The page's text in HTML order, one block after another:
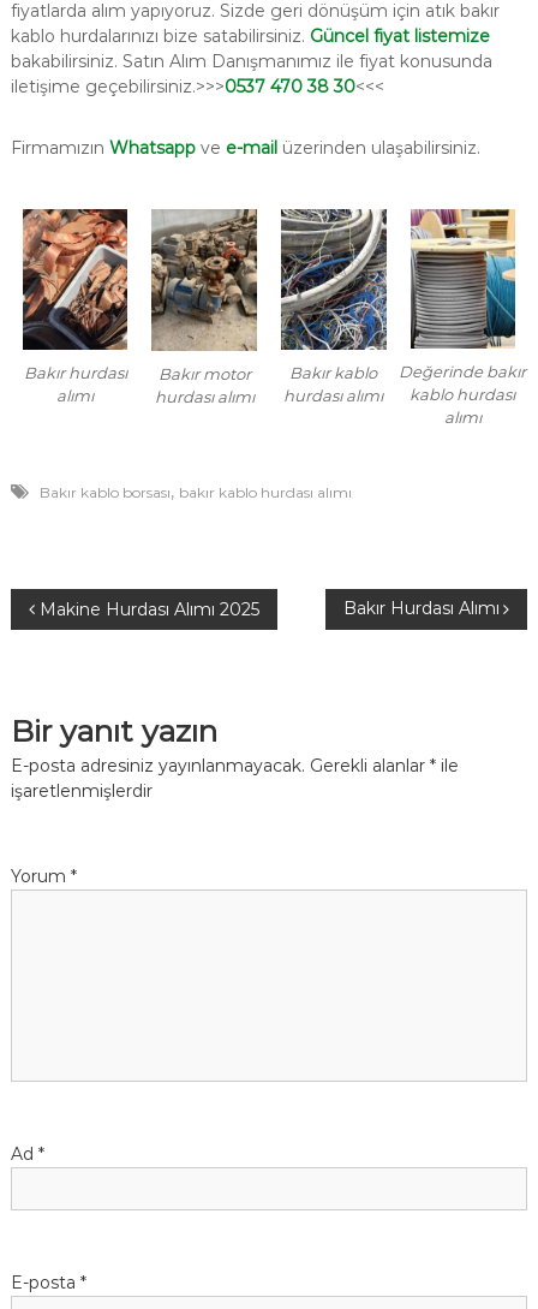
fiyatlarda alım yapıyoruz. Sizde geri dönüşüm için atık bakır
kablo hurdalarınızı bize satabilirsiniz. Güncel fiyat listemize
bakabilirsiniz. Satın Alım Danışmanımız ile fiyat konusunda
iletişime geçebilirsiniz.>>>0537 470 38 30<<<
Firmamızın Whatsappve e-mailüzerinden ulaşabilirsiniz.
Bakır hurdası
alımı
Bakır motor
hurdası alımı
Bakır kablo
hurdası alımı
Değerinde bakır
kablo hurdası
alımı
Bakır kablo borsası, bakır kablo hurdası alımı
Y
z
ı
e
e
s
i
Makine Hurdası Alımı 2025 Bakır Hurdası Alımı
Bir yanıt yazın
E-posta adresiniz yayınlanmayacak. Gerekli alanlar *ile
işaretlenmişlerdir
Yorum *
Ad *
E-posta *